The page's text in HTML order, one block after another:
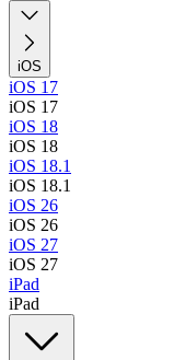
iOS
iOS 17
iOS 17
iOS 18
iOS 18
iOS 18.1
iOS 18.1
iOS 26
iOS 26
iOS 27
iOS 27
iPad
iPad